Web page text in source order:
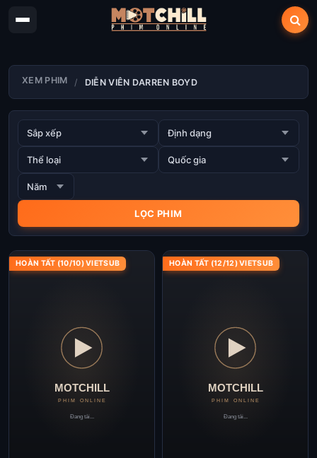
XEM PHIM DIỄN VIÊN DARREN BOYD
HOÀN TẤT (10/10) VIETSUB HOÀN TẤT (12/12) VIETSUB